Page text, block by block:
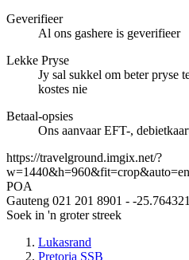
Geverifieer
Al ons gashere is geverifieer
Lekke Pryse
Jy sal sukkel om beter pryse
kostes nie
Betaal-opsies
Ons aanvaar EFT-,
https://travelground.imgix.net/?
POA
Gauteng 021 201 8901 - -
Soek in 'n groter streek
Lukasrand
Pretoria SSB